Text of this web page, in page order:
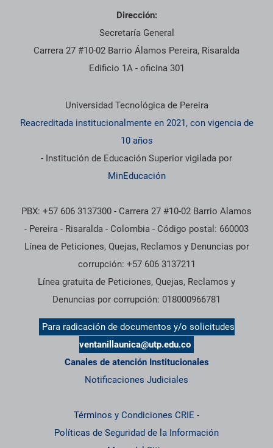
Dirección:
Secretaría General
Carrera 27 #10-02 Barrio Álamos Pereira, Risaralda
Edificio 1A - oficina 301
Información institucional
Universidad Tecnológica de Pereira
Reacreditada institucionalmente en 2021, con vigencia de
10 años
- Institución de Educación Superior vigilada por
MinEducación
PBX: +57 606 3137300 - Carrera 27 #10-02 Barrio Alamos
- Pereira - Risaralda - Colombia - Código postal: 660003
Línea de Peticiones, Quejas, Reclamos y Denuncias por
corrupción: +57 606 3137211
Línea gratuita de Peticiones, Quejas, Reclamos y
Denuncias por corrupción: 018000966781
Para radicación de documentos y/o solicitudes
ventanillaunica@utp.edu.co
Canales de atención Institucionales
Notificaciones Judiciales
Términos y Condiciones CRIE -
Políticas de Seguridad de la Información